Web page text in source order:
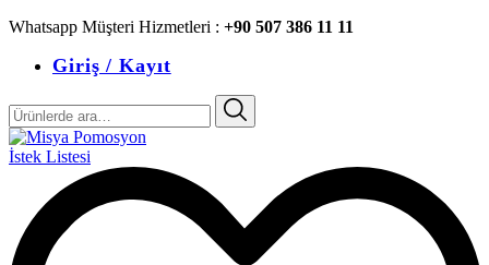
Whatsapp Müşteri Hizmetleri : +90 507 386 11 11
Giriş / Kayıt
Ara:
İstek Listesi